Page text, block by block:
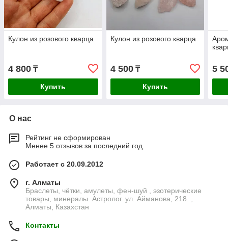
Кулон из розового кварца
4 800 ₸
Купить
Кулон из розового кварца
4 500₸
Купить
5
О нас
Рейтинг не сформирован
Менее 5 отзывов за последний год
Работает с 20.09.2012
г. Алматы
Браслеты, чётки, амулеты, фен-шуй , эзотерические
товары, минералы. Астролог. ул. Айманова, 218. ,
Алматы, Казахстан
Контакты